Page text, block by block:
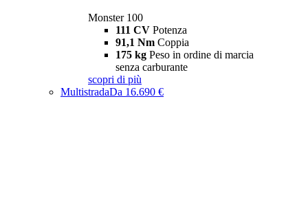
Monster 100
111 CV Potenza
91,1 Nm Coppia
175 kg Peso in ordine di marcia
senza carburante
scopri di più
MultistradaDa 16.690 €